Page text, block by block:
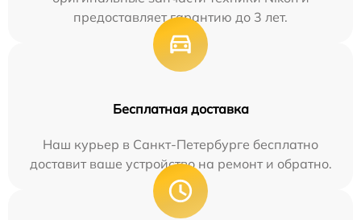
предоставляет гарантию до 3 лет.
Бесплатная доставка
Наш курьер в Санкт-Петербурге бесплатно
доставит ваше устройство на ремонт и обратно.